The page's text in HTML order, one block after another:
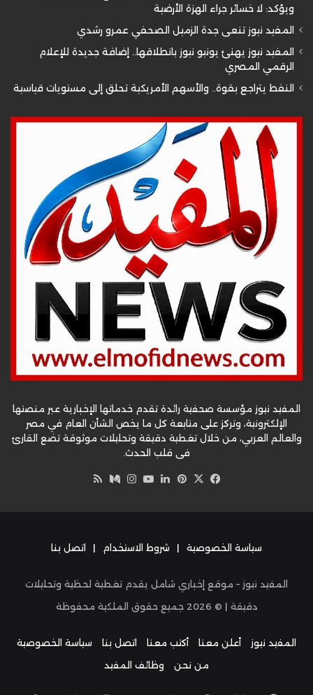
ويؤكد: لا خسائر جراء الهزة الأرضية
المفيد نيوز تنعى جدة الزميل الصحفي عمرو رشدي
المفيد نيوز يهنئ يونيو نيوز بانطلاقها.. إضافة جديدة للإعلام
الرقمي المصري
النفط يتراجع بقوة.. والأسهم الأمريكية تحلق إلى مستويات قياسية
المفيد نيوز مؤسسة صحفية رائدة تقدم خدماتها الإخبارية عبر منصتها
الإلكترونية، وتركز على متابعة كل ما يخص الشأن العام في مصر
والعالم العربي، من خلال تغطية دقيقة وتحليلات موثوقة تضع القارئ
في قلب الحدث.
فيسبوك
‫X بينتيريست
لينكدإن‫YouTube
انستقرام
وسط
سياسة الخصوصية | شروط الاستخدام | اتصل بنا
المفيد نيوز – موقع إخباري شامل يقدم تغطية لحظية وتحليلات
دقيقة | © 2026 جميع حقوق الملكية محفوظة
المفيد نيوز أعلن معنا أكتب معنا اتصل بنا
سياسة الخصوصية
من نحن
وظائف المفيد